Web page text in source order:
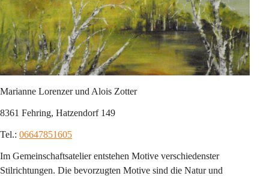
Marianne Lorenzer und Alois Zotter
8361 Fehring, Hatzendorf 149
Tel.: 06647851605
Im Gemeinschaftsatelier entstehen Motive verschiedenster
Stilrichtungen. Die bevorzugten Motive sind die Natur und